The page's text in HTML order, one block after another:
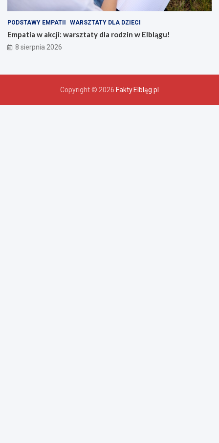
PODSTAWY EMPATII WARSZTATY DLA DZIECI
Empatia w akcji: warsztaty dla rodzin w Elblągu!
8 sierpnia 2026
Copyright © 2026 Fakty.Elbląg.pl